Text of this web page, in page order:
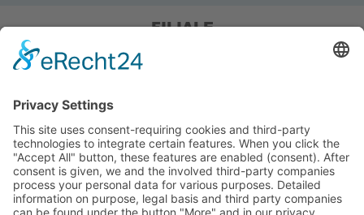
FILIALE
Pieper Grillshop-24/Golf
Sandstraße 14-18
Pieper Zelt/Boot/Camping
Rockwoolstr. 35
45966 Gladbeck
Tel.: 0 20 43 / 9 73 70